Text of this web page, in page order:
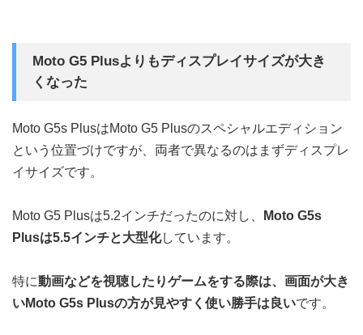
Moto G5 Plusよりもディスプレイサイズが大き
くなった
Moto G5s PlusはMoto G5 Plusのスペシャルエディション
という位置づけですが、両者で異なるのはまずディスプレ
イサイズです。
Moto G5 Plusは5.2インチだったのに対し、
Moto G5s
Plusは5.5インチと大型化しています。
特に動画などを視聴したりゲームをする際は、画面が大き
いMoto G5s Plusの方が見やすく使い勝手は良いです。